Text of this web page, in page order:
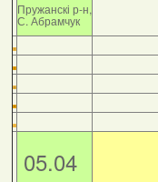
Пружанскі р-н,
С. Абрамчук
05.04